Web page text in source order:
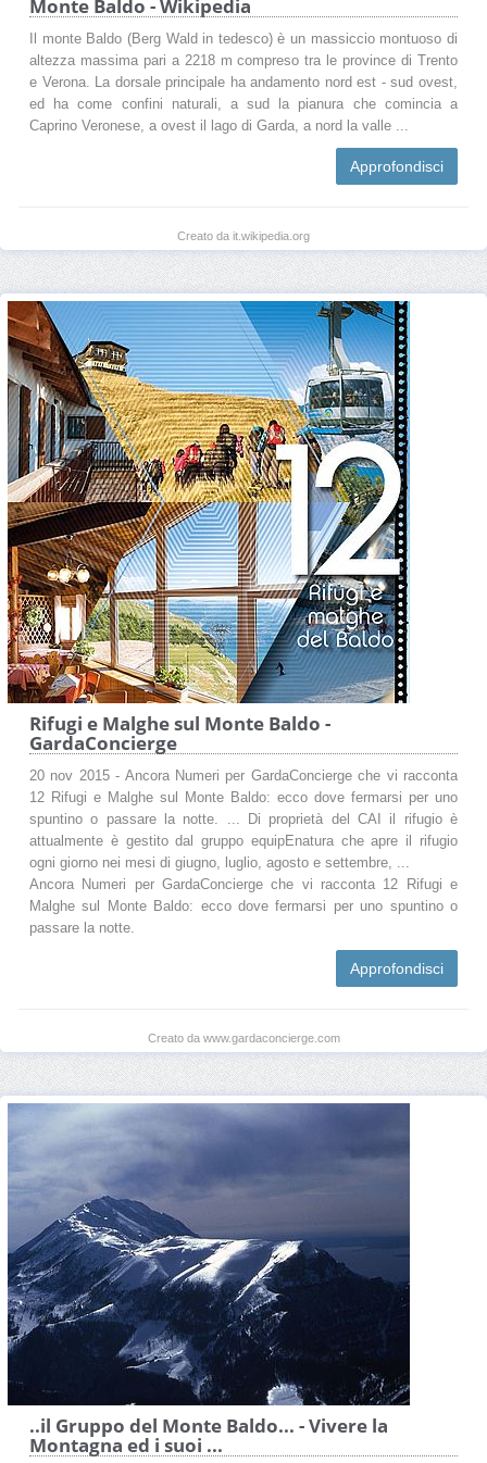
Monte Baldo - Wikipedia
Il monte Baldo (Berg Wald in tedesco) è un massiccio montuoso di
altezza massima pari a 2218 m compreso tra le province di Trento
e Verona. La dorsale principale ha andamento nord est - sud ovest,
ed ha come confini naturali, a sud la pianura che comincia a
Caprino Veronese, a ovest il lago di Garda, a nord la valle ...
Approfondisci
Creato da it.wikipedia.org
Rifugi e Malghe sul Monte Baldo -
GardaConcierge
20 nov 2015 - Ancora Numeri per GardaConcierge che vi racconta
12 Rifugi e Malghe sul Monte Baldo: ecco dove fermarsi per uno
spuntino o passare la notte. ... Di proprietà del CAI il rifugio è
attualmente è gestito dal gruppo equipEnatura che apre il rifugio
ogni giorno nei mesi di giugno, luglio, agosto e settembre, ...
Ancora Numeri per GardaConcierge che vi racconta 12 Rifugi e
Malghe sul Monte Baldo: ecco dove fermarsi per uno spuntino o
passare la notte.
Approfondisci
Creato da www.gardaconcierge.com
..il Gruppo del Monte Baldo... - Vivere la
Montagna ed i suoi ...